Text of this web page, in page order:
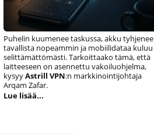
Puhelin kuumenee taskussa, akku tyhjenee
tavallista nopeammin ja mobiilidataa kuluu
selittämättömästi. Tarkoittaako tämä, että
laitteeseen on asennettu vakoiluohjelma,
kysyyAstrill VPN:n markkinointijohtaja
Arqam Zafar.
Lue lisää...